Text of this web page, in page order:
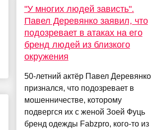
"У многих людей зависть".
Павел Деревянко заявил, что
подозревает в атаках на его
бренд людей из близкого
окружения
50-летний актёр Павел Деревянко
признался, что подозревает в
мошенничестве, которому
подвергся их с женой Зоей Фуць
бренд одежды Fabzpro, кого-то из